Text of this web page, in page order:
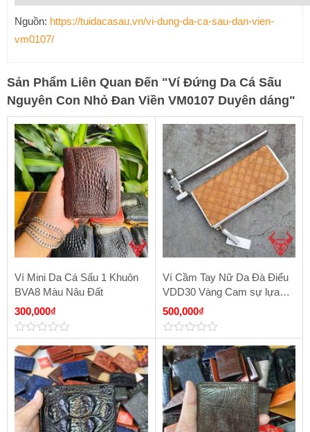
Nguồn: https://tuidacasau.vn/vi-dung-da-ca-sau-dan-vien-
vm0107/
Sản Phẩm Liên Quan Đến "Ví Đứng Da Cá Sấu
Nguyên Con Nhỏ Đan Viền VM0107 Duyên dáng"
Ví Mini Da Cá Sấu 1 Khuôn
BVA8 Màu Nâu Đất
300,000₫
0
out
of
5
Ví Cầm Tay Nữ Da Đà Điểu
VDD30 Vàng Cam sự lựa
chọn vĩnh cửu
500,000₫
0
out
of
5